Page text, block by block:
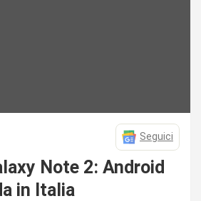
Seguici
Note 2: Android
in Italia